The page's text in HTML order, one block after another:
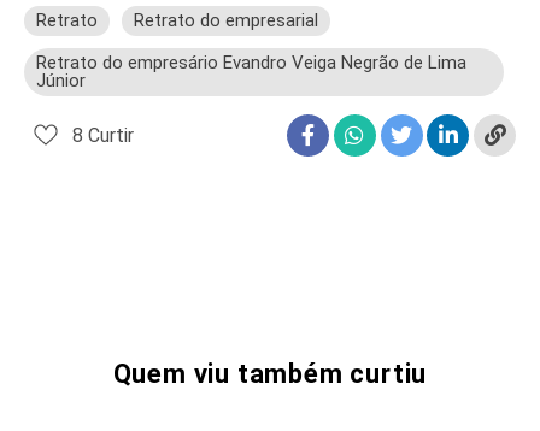
Retrato
Retrato do empresarial
Retrato do empresário Evandro Veiga Negrão de Lima
Júnior
8 Curtir
Quem viu também curtiu